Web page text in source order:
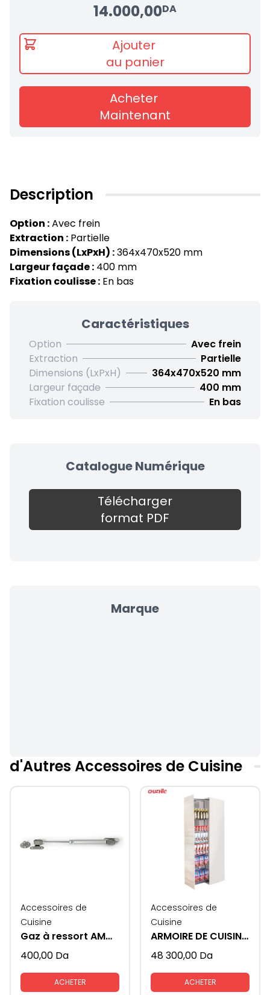
14.000,00DA
Ajouter
au panier
Acheter
Maintenant
Description
Option :Avec frein
Extraction : Partielle
Dimensions (LxPxH) :364x470x520 mm
Largeur façade : 400 mm
Fixation coulisse : En bas
Caractéristiques
Option
Avec frein
Extraction
Partielle
Dimensions (LxPxH)
364x470x520 mm
Largeur façade
400 mm
Fixation coulisse
En bas
Catalogue Numérique
Télécharger
format PDF
Marque
d'Autres Accessoires de Cuisine
Accessoires de
Cuisine
Gaz à ressort AMORTISSEUR
400,00 Da
ACHETER
Accessoires de
Cuisine
ARMOIRE DE CUISINE COULISSANTE CABINET 60 CM
48 300,00 Da
ACHETER